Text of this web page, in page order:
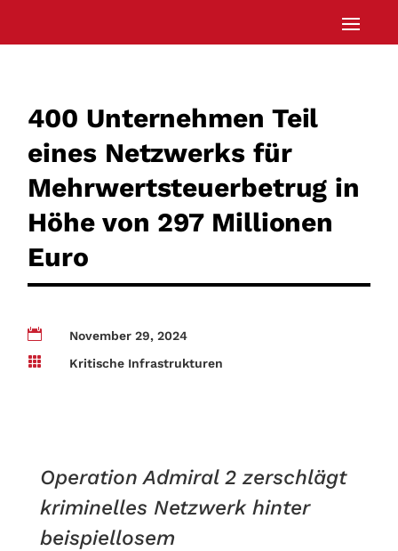
400 Unternehmen Teil
eines Netzwerks für
Mehrwertsteuerbetrug in
Höhe von 297 Millionen
Euro

November 29, 2024

Kritische Infrastrukturen
Operation Admiral 2 zerschlägt
kriminelles Netzwerk hinter
beispiellosem